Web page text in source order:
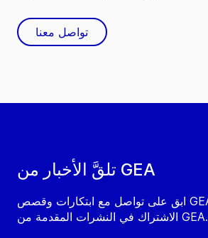
تلقَّ الأخبار من GEA
ابق على تواصل مع ابتكارات وقصص GEA من خلال
الاشتراك في النشرات المقدمة من GEA.
تواصل معنا